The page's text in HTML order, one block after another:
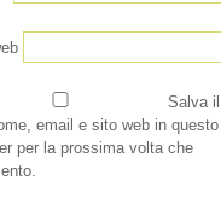
Salva il
email e sito web in questo
per la prossima volta che